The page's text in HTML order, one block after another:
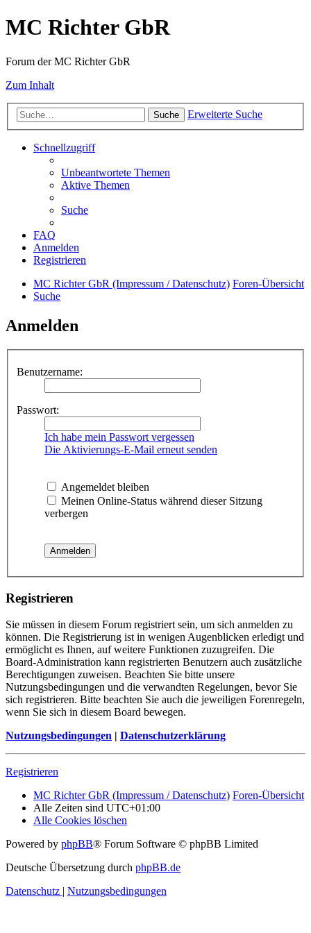
MC Richter GbR
Forum der MC Richter GbR
Zum Inhalt
Suche Erweiterte Suche
Schnellzugriff
Unbeantwortete Themen
Aktive Themen
Suche
FAQ
Anmelden
Registrieren
MC Richter GbR (Impressum / Datenschutz) Foren-Übersicht
Suche
Anmelden
Benutzername:
Passwort:
Ich habe mein Passwort vergessen
Die Aktivierungs-E-Mail erneut senden
Angemeldet bleiben
Meinen Online-Status während dieser Sitzung
verbergen
Registrieren
Sie müssen in diesem Forum registriert sein, um sich anmelden zu
können. Die Registrierung ist in wenigen Augenblicken erledigt und
ermöglicht es Ihnen, auf weitere Funktionen zuzugreifen. Die
Board-Administration kann registrierten Benutzern auch zusätzliche
Berechtigungen zuweisen. Beachten Sie bitte unsere
Nutzungsbedingungen und die verwandten Regelungen, bevor Sie
sich registrieren. Bitte beachten Sie auch die jeweiligen Forenregeln,
wenn Sie sich in diesem Board bewegen.
Nutzungsbedingungen | Datenschutzerklärung
Registrieren
MC Richter GbR (Impressum / Datenschutz) Foren-Übersicht
Alle Zeiten sind UTC+01:00
Alle Cookies löschen
Powered by phpBB® Forum Software © phpBB Limited
Deutsche Übersetzung durch phpBB.de
Datenschutz | Nutzungsbedingungen